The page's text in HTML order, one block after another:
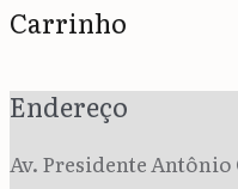
Carrinho
Endereço
Av. Presidente Antônio